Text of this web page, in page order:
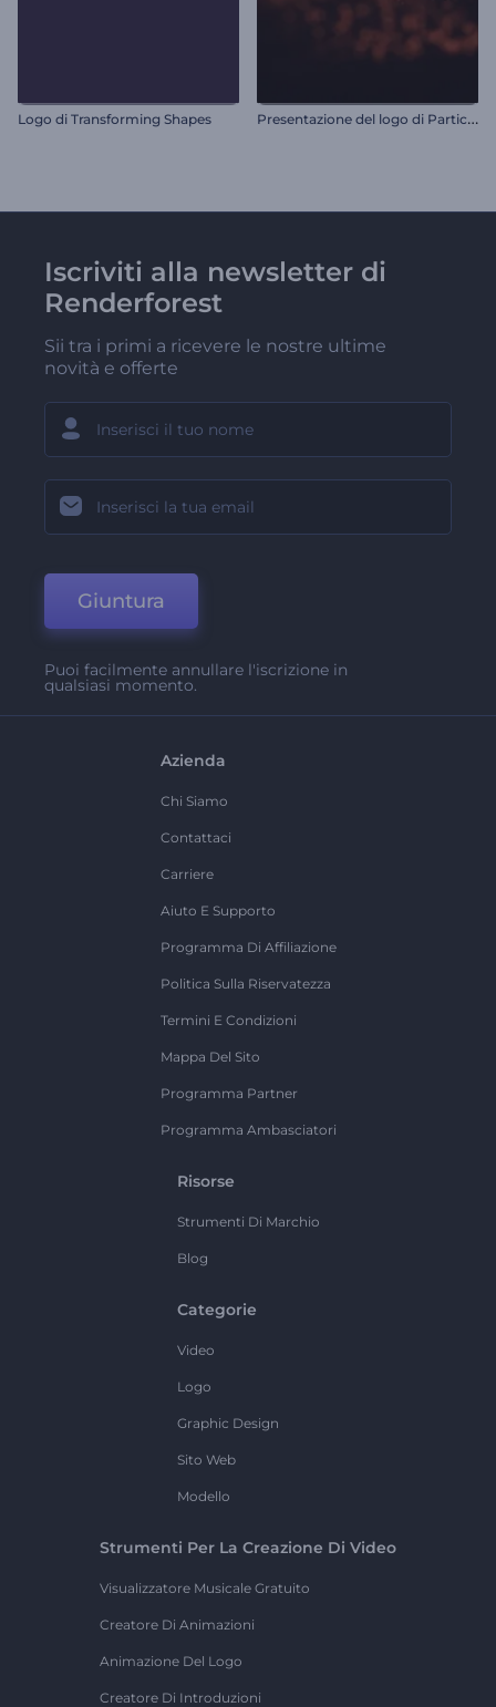
Logo di Transforming Shapes P
resentazione del logo di Particle Waves
Iscriviti alla newsletter di
Renderforest
Sii tra i primi a ricevere le nostre ultime
novità e offerte
Giuntura
Puoi facilmente annullare l'iscrizione in
qualsiasi momento.
Azienda
Chi Siamo
Contattaci
Carriere
Aiuto E Supporto
Programma Di Affiliazione
Politica Sulla Riservatezza
Termini E Condizioni
Mappa Del Sito
Programma Partner
Programma Ambasciatori
Risorse
Strumenti Di Marchio
Blog
Categorie
Video
Logo
Graphic Design
Sito Web
Modello
Strumenti Per La Creazione Di Video
Visualizzatore Musicale Gratuito
Creatore Di Animazioni
Animazione Del Logo
Creatore Di Introduzioni